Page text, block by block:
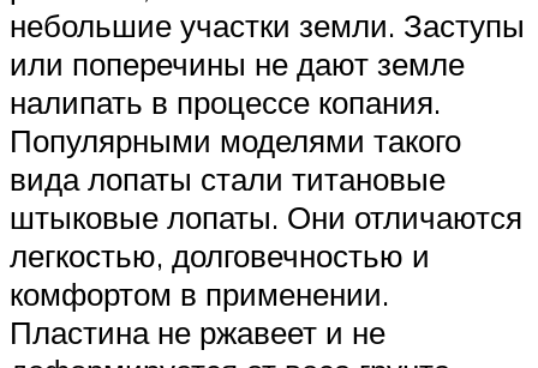
небольшие участки земли. Заступы
или поперечины не дают земле
налипать в процессе копания.
Популярными моделями такого
вида лопаты стали титановые
штыковые лопаты. Они отличаются
легкостью, долговечностью и
комфортом в применении.
Пластина не ржавеет и не